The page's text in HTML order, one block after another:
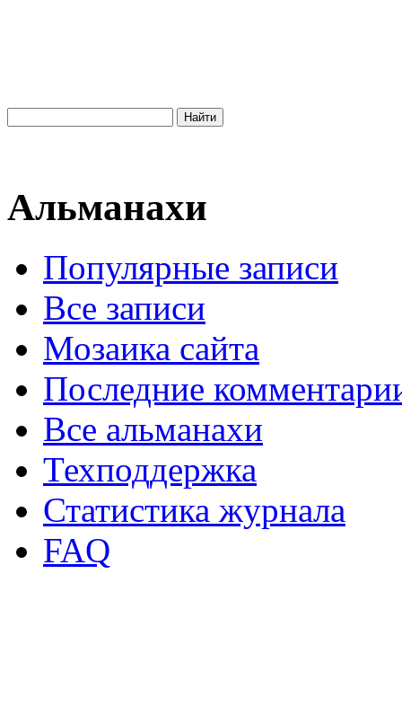
Альманахи
Популярные записи
Все записи
Мозаика сайта
Последние
Все альманахи
Техподдержка
Статистика журнала
FAQ